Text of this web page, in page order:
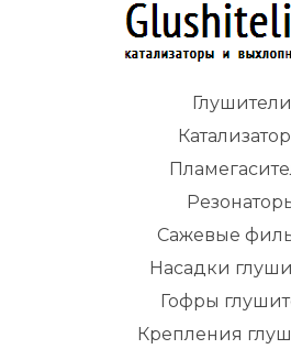
Глушители
Сажевые
Насадки
Гофры
Крепления